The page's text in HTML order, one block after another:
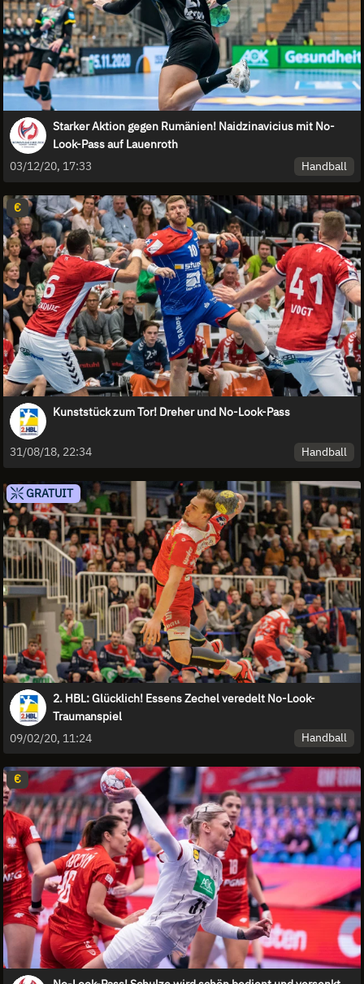
Starker Aktion gegen Rumänien! Naidzinavicius mit No-
Look-Pass auf Lauenroth
03/12/20, 17:33
Handball
€
Kunststück zum Tor! Dreher und No-Look-Pass
31/08/18, 22:34 Handball
GRATUIT
2. HBL: Glücklich! Essens Zechel veredelt No-Look-
Traumanspiel
09/02/20, 11:24
Handball
€